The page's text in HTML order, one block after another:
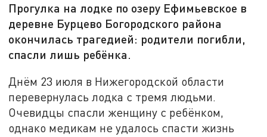
Прогулка на лодке по озеру Ефимьевское в
деревне Бурцево Богородского района
окончилась трагедией: родители погибли,
спасли лишь ребёнка.
Днём 23 июля в Нижегородской области
перевернулась лодка с тремя людьми.
Очевидцы спасли женщину с ребёнком,
однако медикам не удалось спасти жизнь